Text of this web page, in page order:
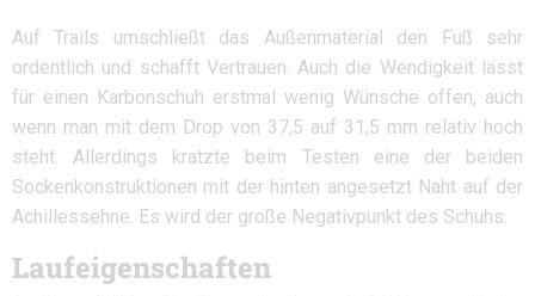
Auf Trails umschließt das Außenmaterial den Fuß sehr
ordentlich und schafft Vertrauen. Auch die Wendigkeit lässt
für einen Karbonschuh erstmal wenig Wünsche offen, auch
wenn man mit dem Drop von 37,5 auf 31,5 mm relativ hoch
steht. Allerdings kratzte beim Testen eine der beiden
Sockenkonstruktionen mit der hinten angesetzt Naht auf der
Achillessehne. Es wird der große Negativpunkt des Schuhs.
Laufeigenschaften